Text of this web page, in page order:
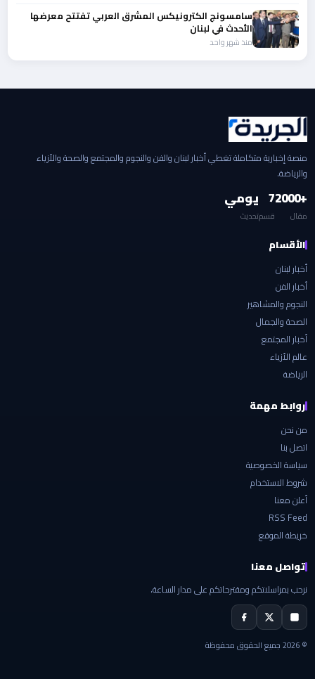
سامسونج الكترونيكس المشرق العربي تفتتح معرضها
الأحدث في لبنان
منذ شهر واحد
منصة إخبارية متكاملة تغطي أخبار لبنان والفن والنجوم والمجتمع والصحة والأزياء
والرياضة.
+2000
مقال
7
قسم
يومي
تحديث
الأقسام
أخبار لبنان
أخبار الفن
النجوم والمشاهير
الصحة والجمال
أخبار المجتمع
عالم الأزياء
الرياضة
روابط مهمة
من نحن
اتصل بنا
سياسة الخصوصية
شروط الاستخدام
أعلن معنا
RSS Feed
خريطة الموقع
تواصل معنا
نرحب بمراسلاتكم ومقترحاتكم على مدار الساعة.
© 2026 جميع الحقوق محفوظة